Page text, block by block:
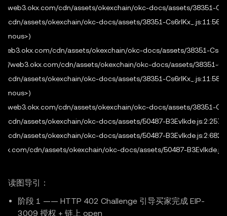
web3.okx.com/cdn/assets/okexchain/okc-docs/assets/38351-
cdn/assets/okexchain/okc-docs/assets/38351-
web3.okx.com/cdn/assets/okexchain/okc-docs/assets/38351-
web3.okx.com/cdn/assets/okexchain/okc-docs/assets/38351-
cdn/assets/okexchain/okc-docs/assets/38351-
web3.okx.com/cdn/assets/okexchain/okc-docs/assets/38351-
cdn/assets/okexchain/okc-docs/assets/50487-B3EvIkde.js:2:2572
cdn/assets/okexchain/okc-docs/assets/50487-B3EvIkde.js:2:682
cdn/assets/okexchain/okc-docs/assets/50487-
读图导引：
阶段 1 —— HTTP 402 Challenge 引导买家完成 EIP-
3009 授权 + 链上 open